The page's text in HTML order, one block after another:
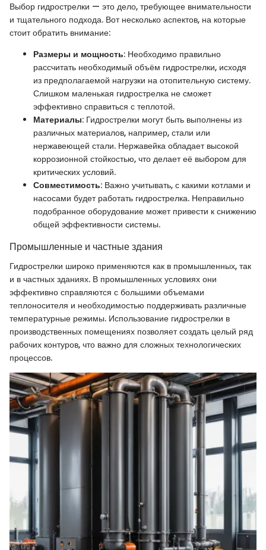
Выбор гидрострелки — это дело, требующее внимательности
и тщательного подхода. Вот несколько аспектов, на которые
стоит обратить внимание:
Размеры и мощность: Необходимо правильно
рассчитать необходимый объём гидрострелки, исходя
из предполагаемой нагрузки на отопительную систему.
Слишком маленькая гидрострелка не сможет
эффективно справиться с теплотой.
Материалы: Гидрострелки могут быть выполнены из
различных материалов, например, стали или
нержавеющей стали. Нержавейка обладает высокой
коррозионной стойкостью, что делает её выбором для
критических условий.
Совместимость: Важно учитывать, с какими котлами и
насосами будет работать гидрострелка. Неправильно
подобранное оборудование может привести к снижению
общей эффективности системы.
Промышленные и частные здания
Гидрострелки широко применяются как в промышленных, так
и в частных зданиях. В промышленных условиях они
эффективно справляются с большими объемами
теплоносителя и необходимостью поддерживать различные
температурные режимы. Использование гидрострелки в
производственных помещениях позволяет создать целый ряд
рабочих контуров, что важно для сложных технологических
процессов.